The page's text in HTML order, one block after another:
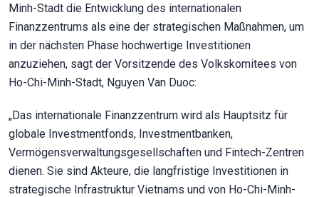
Minh-Stadt die Entwicklung des internationalen
Finanzzentrums als eine der strategischen Maßnahmen, um
in der nächsten Phase hochwertige Investitionen
anzuziehen, sagt der Vorsitzende des Volkskomitees von
Ho-Chi-Minh-Stadt, Nguyen Van Duoc:
„Das internationale Finanzzentrum wird als Hauptsitz für
globale Investmentfonds, Investmentbanken,
Vermögensverwaltungsgesellschaften und Fintech-Zentren
dienen. Sie sind Akteure, die langfristige Investitionen in
strategische Infrastruktur Vietnams und von Ho-Chi-Minh-